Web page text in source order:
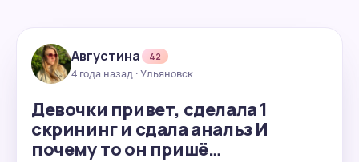
Августина
42
4 года назад · Ульяновск
Девочки привет, сделала 1
скрининг и сдала анальз И
почему то он пришё…